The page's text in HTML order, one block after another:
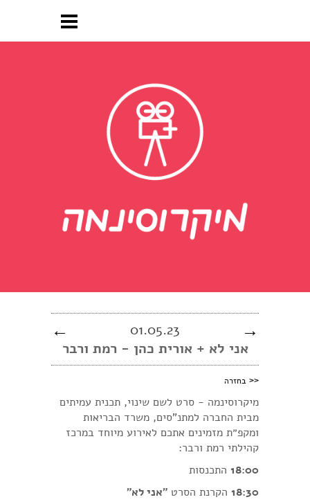
01.05.23
אני לא + אורית כהן - רמת ורבר
← →
<< בחזרה
מיקרוסינמה - סרט לשם שינוי, תכנית עמיתים
מבית החברה למתנ"סים, משרד הבריאות
ומקפ״ת מזמינים אתכם לאירוע מיוחד במרכז
קהילתי רמת ורבר:
18:00 התכנסות
18:30 הקרנת הסרט ״אני לא״